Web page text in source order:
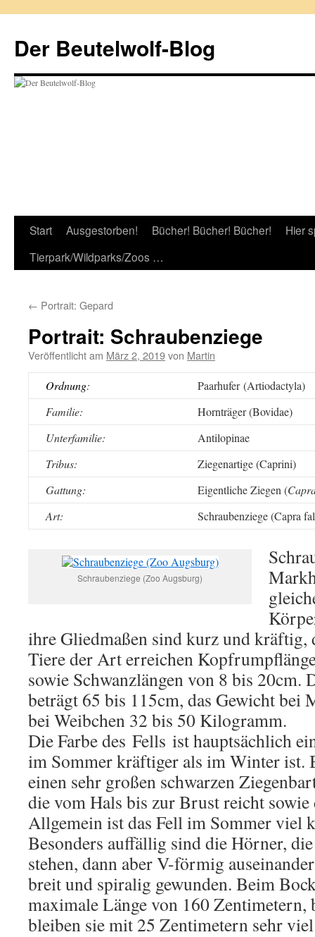
springen
Der Beutelwolf-Blog
Start Ausgestorben! Bücher! Bücher! Bücher!
Hier
Tierpark/Wildparks/Zoos …
← Portrait: Gepard
Portrait: Schraubenziege
Veröffentlicht am März 2, 2019von Martin
Ordnung:
Paarhufer (Artiodactyla)
Familie:
Hornträger (Bovidae)
Unterfamilie:
Antilopinae
Tribus:
Ziegenartige (Caprini)
Gattung:
Eigentliche Ziegen (
Art:
Schraubenziege (Capra
Schraubenziege (Zoo Augsburg)
ihre Gliedmaßen sind kurz und kräftig,
Tiere der Art erreichen
sowie Schwanzlängen von 8 bis 20cm.
beträgt 65 bis 115cm, das Gewicht bei
bei Weibchen 32 bis 50 Kilogramm.
Die Farbe des Fells ist hauptsächlich
im Sommer kräftiger als im Winter ist.
einen sehr großen schwarzen
die vom Hals bis zur Brust reicht sowie
Allgemein ist das Fell im Sommer viel
Besonders auffällig sind die Hörner,
stehen, dann aber V-förmig
breit und spiralig gewunden. Beim
maximale Länge von 160 Zentimetern,
bleiben sie mit 25 Zentimetern sehr